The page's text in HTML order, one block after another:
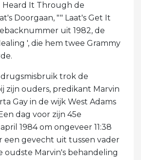
Heard It Through de
Doorgaan, "" Laat's Get It
uit 1982, de
', die hem twee Grammy
trok de
zijn ouders, predikant Marvin
Gay in de wijk West Adams
dag voor zijn 45e
1984 om ongeveer 11:38
een gevecht uit tussen vader
oudste Marvin's behandeling